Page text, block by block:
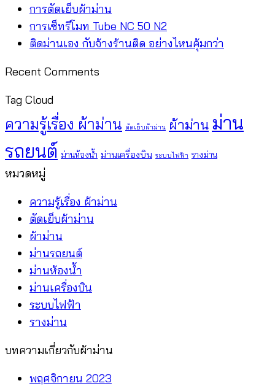
เห็น
บน
ซัก
ความ
เห็น
บน
การตัดเย็บผ้าม่าน
ความ
เห็น
ผ้า
ม่าน
การเซ็ทรีโมท Tube NC 50 N2
ความ
ทรี
Tube
ติดม่านเอง กับจ้างร้านติด อย่างไหนคุ้มกว่า
ม่าน
Recent Comments
Tag Cloud
ความรู้เรื่อง ผ้าม่าน ตัดเย็บผ้าม่าน ผ้าม่าน ม่าน
รถยนต์ ม่านห้องน้ำ ม่านเครื่องบิน ระบบไฟฟ้า รางม่าน
หมวดหมู่
ความรู้เรื่อง ผ้าม่าน
ตัดเย็บผ้าม่าน
ผ้าม่าน
ม่านรถยนต์
ม่านห้องน้ำ
ม่านเครื่องบิน
ระบบไฟฟ้า
รางม่าน
บทความเกี่ยวกับผ้าม่าน
พฤศจิกายน 2023